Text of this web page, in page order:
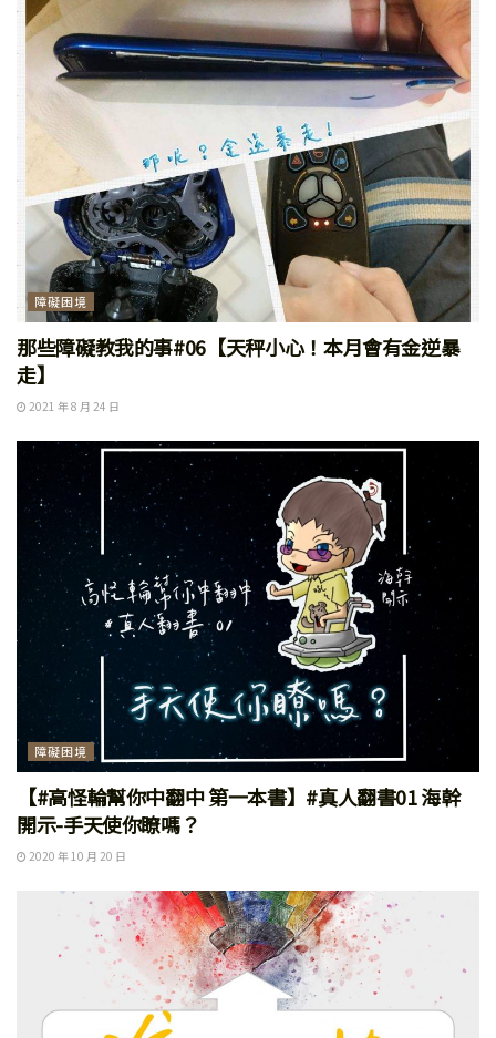
障礙困境
那些障礙教我的事#06【天秤小心！本月會有金逆暴
走】
2021 年 8 月 24 日
障礙困境
【#高怪輪幫你中翻中 第一本書】#真人翻書01 海幹
開示-手天使你瞭嗎？
2020 年 10 月 20 日